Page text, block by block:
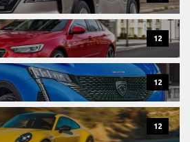
12
12
12